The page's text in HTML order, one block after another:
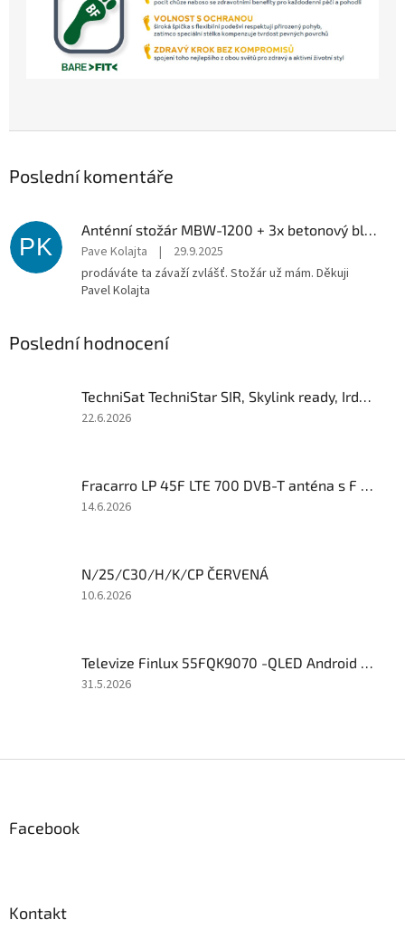
Poslední komentáře
PK
Anténní stožár MBW-1200 + 3x betonový blok
Pave Kolajta |
29.9.2025
prodáváte ta závaží zvlášť. Stožár už mám. Děkuji
Pavel Kolajta
Poslední hodnocení
TechniSat TechniStar SIR, Skylink ready, Irdeto čtečka + CI slot
Hodnocení
z
5
22.6.2026
Fracarro LP 45F LTE 700 DVB-T anténa s F konektorem
Hodnocení
z
5
14.6.2026
N/25/C30/H/K/CP ČERVENÁ
Hodnocení
z
5
10.6.2026
Televize Finlux 55FQK9070 -QLED Android 11, ULTRATENKÁ, BEZRÁMOVÁ
Hodnocení
31.5.2026
Facebook
Kontakt